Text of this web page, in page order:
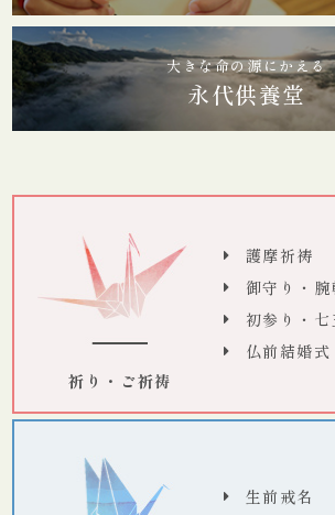
大きな命の源にかえる
永代供養堂
祈り・ご祈祷
護摩祈祷
御守り・
初参り・
仏前結婚式
生前戒名